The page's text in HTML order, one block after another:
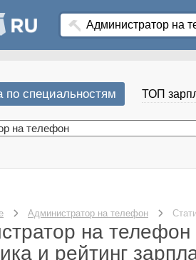
по специальностям ТОП
Администратор на телефон
на телефон
и рейтинг